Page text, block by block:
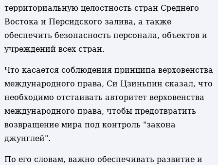
территориальную целостность стран Среднего
Востока и Персидского залива, а также
обеспечить безопасность персонала, объектов и
учреждений всех стран.
Что касается соблюдения принципа верховенства
международного права, Си Цзиньпин сказал, что
необходимо отстаивать авторитет верховенства
международного права, чтобы предотвратить
возвращение мира под контроль "закона
джунглей".
По его словам, важно обеспечивать развитие и